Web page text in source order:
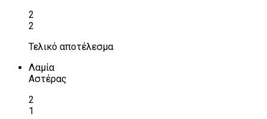
2
2
Τελικό αποτέλεσμα
Λαμία
Αστέρας
2
1